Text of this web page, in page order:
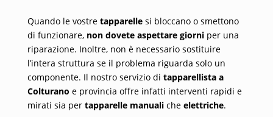
Quando le vostre tapparellesi bloccano o smettono
di funzionare, non dovete aspettare giorniper una
riparazione. Inoltre, non è necessario sostituire
l’intera struttura se il problema riguarda solo un
componente. Il nostro servizio di tapparellista a
Colturano e provincia offre infatti interventi rapidi e
mirati sia per tapparelle manualiche elettriche.